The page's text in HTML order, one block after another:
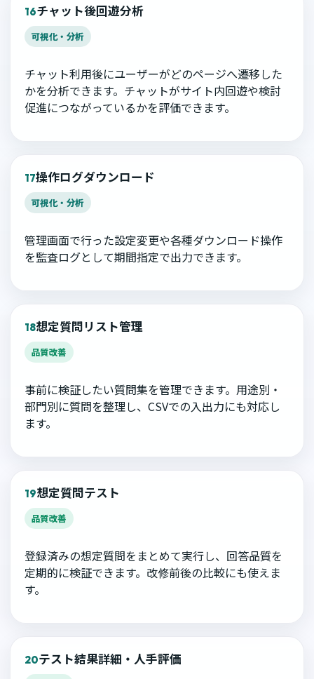
16チャット後回遊分析
可視化・分析
チャット利用後にユーザーがどのページへ遷移した
かを分析できます。チャットがサイト内回遊や検討
促進につながっているかを評価できます。
17操作ログダウンロード
可視化・分析
管理画面で行った設定変更や各種ダウンロード操作
を監査ログとして期間指定で出力できます。
18想定質問リスト管理
品質改善
事前に検証したい質問集を管理できます。用途別・
部門別に質問を整理し、CSVでの入出力にも対応し
ます。
19想定質問テスト
品質改善
登録済みの想定質問をまとめて実行し、回答品質を
定期的に検証できます。改修前後の比較にも使えま
す。
20テスト結果詳細・人手評価